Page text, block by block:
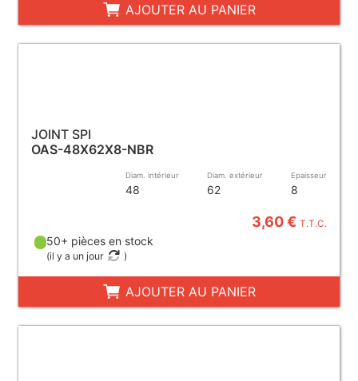
AJOUTER AU PANIER
JOINT SPI
OAS-48X62X8-NBR
Diam. intérieur
48
Diam. extérieur
62
Epaisseur
8
3,60 €T.T.C.
50+ pièces en stock
(il y a un jour )
AJOUTER AU PANIER